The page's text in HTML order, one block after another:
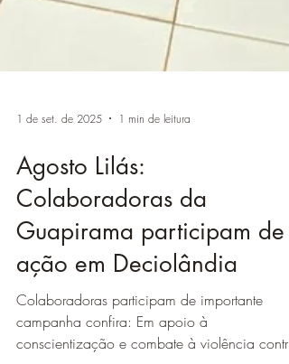
1 de set. de 2025 1 min de leitura
Agosto Lilás:
Colaboradoras da
Guapirama participam de
ação em Deciolândia
Colaboradoras participam de importante